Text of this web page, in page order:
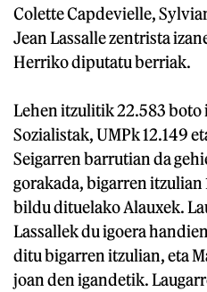
Colette Capdevielle,
Jean Lassalle zentrista
Herriko diputatu berriak.
Lehen itzulitik 22.583
Sozialistak, UMPk 12.149
Seigarren barrutian da
gorakada, bigarren itzulian
bildu dituelako Alauxek.
Lassallek du igoera
ditu bigarren itzulian, eta
joan den igandetik.